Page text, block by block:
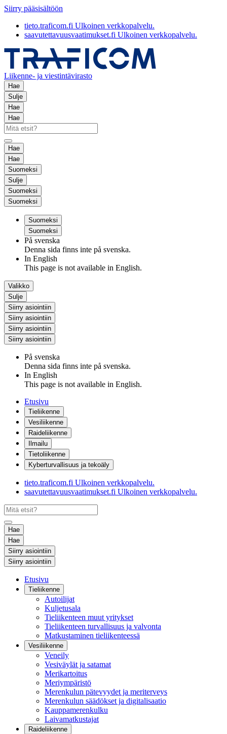
Siirry pääsisältöön
tieto.traficom.fi Ulkoinen verkkopalvelu.
saavutettavuusvaatimukset.fi Ulkoinen verkkopalvelu.
Liikenne- ja viestintävirasto
Hae
Sulje
Hae
Hae
Hae
Hae
Suomeksi
Sulje
Suomeksi
Suomeksi
Suomeksi
Suomeksi
På svenska
Denna sida finns inte på svenska.
In English
This page is not available in English.
Valikko
Sulje
Siirry asiointiin
Siirry asiointiin
Siirry asiointiin
Siirry asiointiin
På svenska
Denna sida finns inte på svenska.
In English
This page is not available in English.
Etusivu
Tieliikenne
Vesiliikenne
Raideliikenne
Ilmailu
Tietoliikenne
Kyberturvallisuus ja tekoäly
tieto.traficom.fi Ulkoinen verkkopalvelu.
saavutettavuusvaatimukset.fi Ulkoinen verkkopalvelu.
Hae
Hae
Siirry asiointiin
Siirry asiointiin
Etusivu
Tieliikenne
Autoilijat
Kuljetusala
Tieliikenteen muut yritykset
Tieliikenteen turvallisuus ja valvonta
Matkustaminen tieliikenteessä
Vesiliikenne
Veneily
Vesiväylät ja satamat
Merikartoitus
Meriympäristö
Merenkulun pätevyydet ja meriterveys
Merenkulun säädökset ja digitalisaatio
Kauppamerenkulku
Laivamatkustajat
Raideliikenne